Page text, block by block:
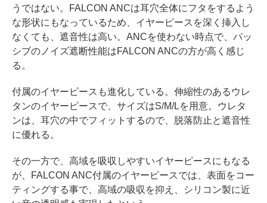
うではない。FALCON ANCは耳穴全体にフタをするよう
な形状にもなっているため、イヤーピースを深く挿入し
なくても、遮音性は高い。ANCを使わない時点で、パッ
シブのノイズ遮断性能はFALCON ANCの方が高く感じ
る。
付属のイヤーピースも進化している。伸縮性のあるウレ
タンのイヤーピースで、サイズはS/M/Lを用意。ウレタ
ンは、耳穴の中でフィットするので、脱落防止と遮音性
に優れる。
その一方で、高域を吸収しやすいイヤーピースにもなる
が、FALCON ANC付属のイヤーピースでは、表面をコー
ティングする事で、高域の吸収を抑え、シリコン製に近